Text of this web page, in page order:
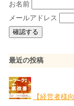
お名前
メールアドレス
最近の投稿
【経営者様